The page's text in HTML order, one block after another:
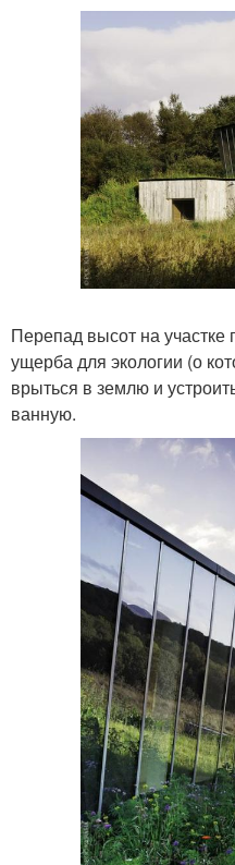
Перепад высот на участке
ущерба для экологии (о
врыться в землю и
ванную.